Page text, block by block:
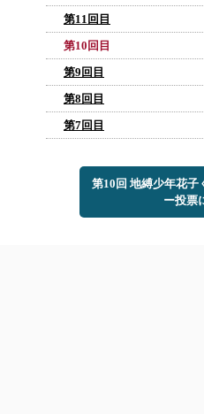
第11回目
第10回目
第9回目
第8回目
第7回目
第10回 地縛少年花子
ー投票